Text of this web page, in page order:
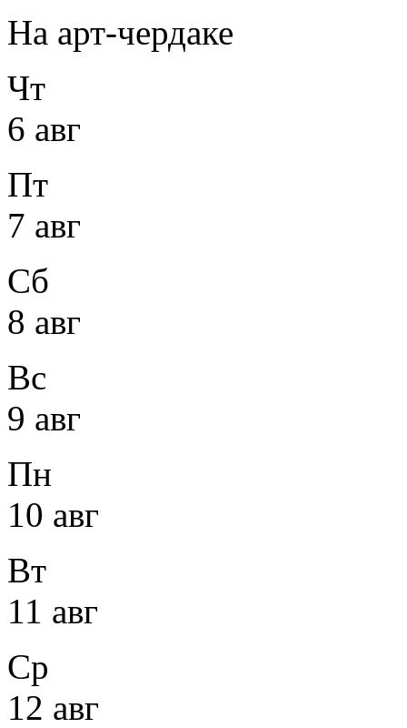
На арт-чердаке
Чт
6 авг
Пт
7 авг
Сб
8 авг
Вс
9 авг
Пн
10 авг
Вт
11 авг
Ср
12 авг